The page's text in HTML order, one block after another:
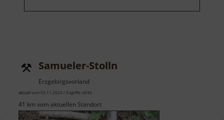
Samueler-Stolln
Erzgebirgsvorland
aktuell vom 05.11.2023 / Zugriffe: 4690
41 km vom aktuellen Standort